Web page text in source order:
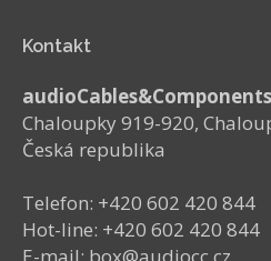
Kontakt
audioCables&Components
Chaloupky 919-920,
Česká republika
Telefon: +420 602 420 844
Hot-line: +420 602 420 844